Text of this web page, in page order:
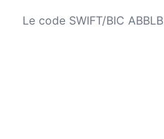
Le code SWIFT/BIC